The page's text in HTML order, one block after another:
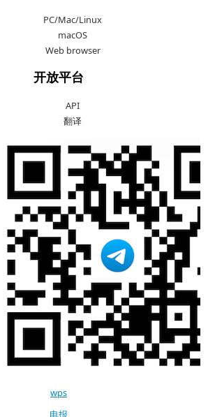
PC/Mac/Linux
macOS
Web browser
开放平台
API
翻译
wps
电报